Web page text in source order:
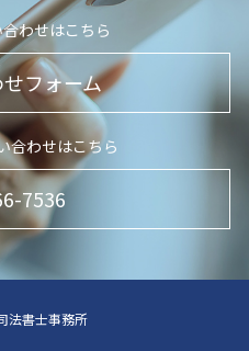
わせはこちら
フォーム
合わせはこちら
7536
法書士事務所